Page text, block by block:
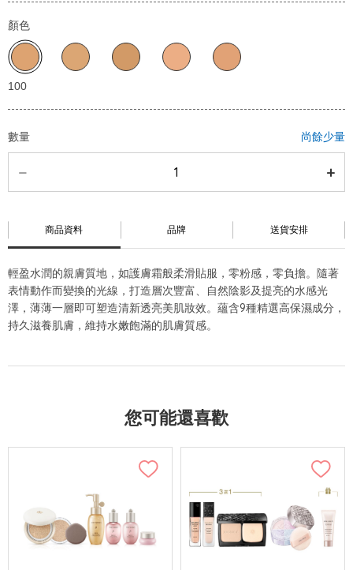
顏色
數量 尚餘少量
商品資料 品牌 送貨安排
輕盈水潤的親膚質地，如護膚霜般柔滑貼服，零粉感，零負擔。隨著
表情動作而變換的光線，打造層次豐富、自然陰影及提亮的水感光
澤，薄薄一層即可塑造清新透亮美肌妝效。蘊含9種精選高保濕成分，
持久滋養肌膚，維持水嫩飽滿的肌膚質感。
您可能還喜歡